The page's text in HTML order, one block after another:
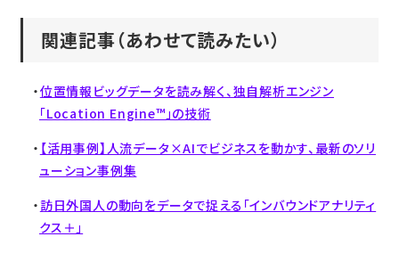
関連記事（あわせて読みたい）
位置情報ビッグデータを読み解く、独自解析エンジン
「Location Engine™」の技術
【活用事例】人流データ×AIでビジネスを動かす、最新のソリ
ューション事例集
訪日外国人の動向をデータで捉える「インバウンドアナリティ
クス＋」